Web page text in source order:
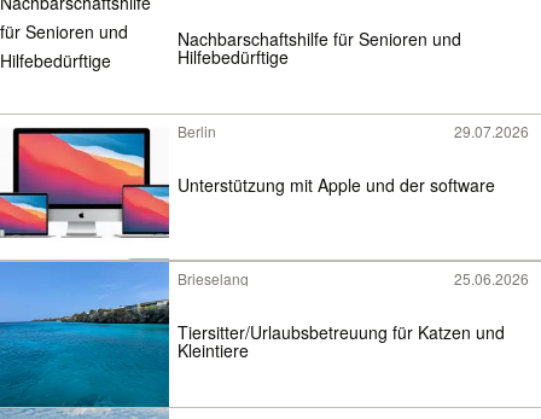
Nachbarschaftshilfe für Senioren und
Hilfebedürftige
Berlin 29.07.2026
Unterstützung mit Apple und der software
Brieselang 25.06.2026
Tiersitter/Urlaubsbetreuung für Katzen und
Kleintiere